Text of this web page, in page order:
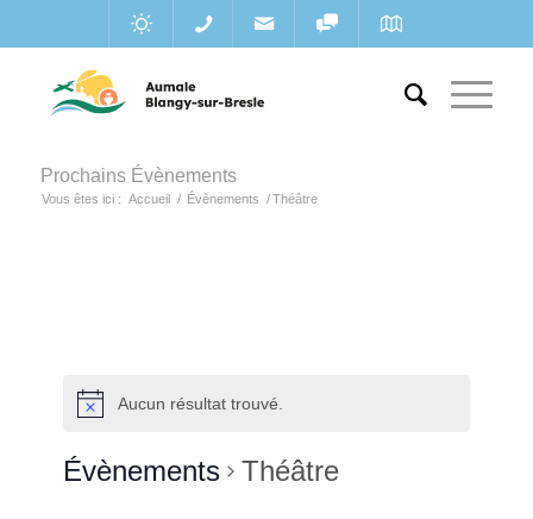
Prochains Évènements
Vous êtes ici : Accueil / Évènements / Théâtre
Aucun résultat trouvé.
Évènements Théâtre